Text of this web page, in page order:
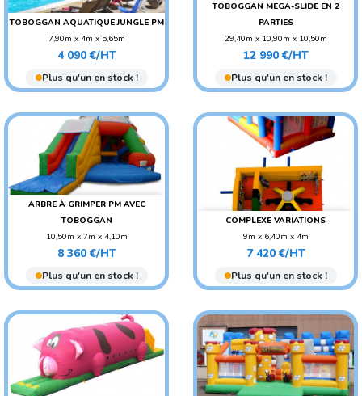
TOBOGGAN AQUATIQUE JUNGLE PM
7,90m x 4m x 5,65m
POIDS : 200 KG
AGE CONSEILLÉ :
ADO/ADULTE
Prix
4 090 €/HT
Plus qu'un en stock !
TOBOGGAN MEGA-SLIDE EN 2
PARTIES
29,40m x 10,90m x 10,50m
POIDS : 900 KG
AGE CONSEILLÉ :
ADO/ADULTE
Prix
12 990 €/HT
Plus qu'un en stock !
ARBRE À GRIMPER PM AVEC
TOBOGGAN
10,50m x 7m x 4,10m
POIDS : 360 KG
AGE CONSEILLÉ :
ADO/ADULTE
Prix
8 360 €/HT
Plus qu'un en stock !
COMPLEXE VARIATIONS
9m x 6,40m x 4m
POIDS : 430 KG
AGE CONSEILLÉ : ENFANT
Prix
7 420 €/HT
Plus qu'un en stock !